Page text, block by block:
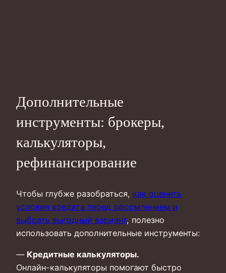
Дополнительные
инструменты: брокеры,
калькуляторы,
рефинансирование
Чтобы глубже разобраться, как оценить
условия кредита перед оформлением и
выбрать выгодный вариант, полезно
использовать дополнительные инструменты:
— Кредитные калькуляторы.
Онлайн-калькуляторы помогают быстро